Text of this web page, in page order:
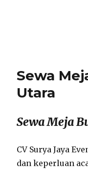
Sewa
Utara
Sewa Meja
CV Surya Jaya
dan keperluan